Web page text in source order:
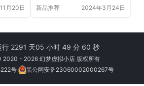
月20日 新品推荐 2024年3月24日
行 2291 天05 小时 49 分 60 秒
- 2026 幻梦虚拟小店 版权所有
号
黑公网安备23060002000267号